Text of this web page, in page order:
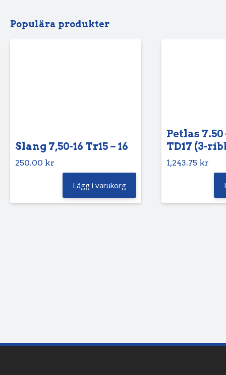
Populära produkter
Slang 7,50-16 Tr15 – 16
250.00 kr
Lägg i varukorg
Petlas 7.50
TD17 (3-
1,243.75 kr